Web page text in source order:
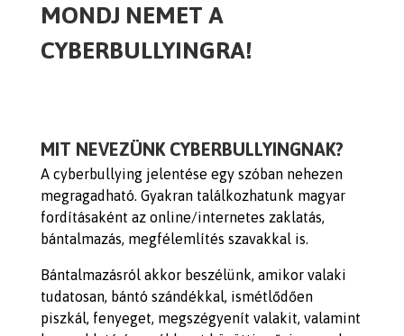
MONDJ NEMET A
CYBERBULLYINGRA!
MIT NEVEZÜNK CYBERBULLYINGNAK?
A cyberbullying jelentése egy szóban nehezen
megragadható. Gyakran találkozhatunk magyar
fordításaként az online/internetes zaklatás,
bántalmazás, megfélemlítés szavakkal is.
Bántalmazásról akkor beszélünk, amikor valaki
tudatosan, bántó szándékkal, ismétlődően
piszkál, fenyeget, megszégyenít valakit, valamint